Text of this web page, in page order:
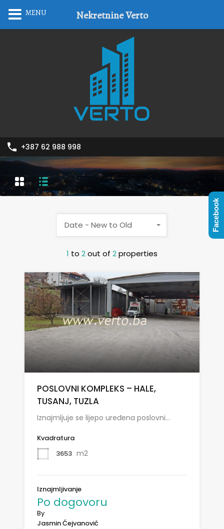
+387 62 988 998
1 to 2out of 2properties
Date - New to Old
POSLOVNI KOMPLEKS – HALE,
TUSANJ, TUZLA
Iznajmljuje se lijepo uređena poslovni…
Kvadratura
3653 m2
Iznajmljivanje
Po dogovoru
By
Jasmin Ćejvanović
MENU Nekretnine Verto
Facebook